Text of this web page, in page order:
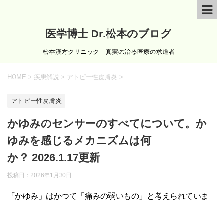
医学博士 Dr.松本のブログ
松本漢方クリニック 真実の治る医療の求道者
HOME > 疾患解説 > アトピー性皮膚炎 >
アトピー性皮膚炎
かゆみのセンサーのすべてについて。か
ゆみを感じるメカニズムは何
か？ 2026.1.17更新
投稿日： 2026年1月30日
「かゆみ」はかつて「痛みの弱いもの」と考えられていま